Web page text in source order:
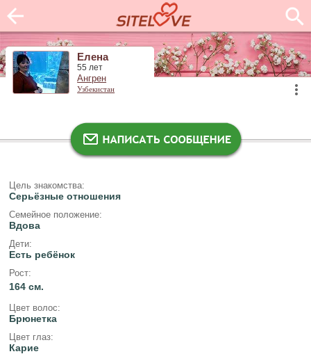
Елена
55 лет
Ангрен
Узбекистан
Цель знакомства:
Серьёзные отношения
Семейное положение:
Вдова
Дети:
Есть ребёнок
Рост:
164 см.
Цвет волос:
Брюнетка
Цвет глаз:
Карие